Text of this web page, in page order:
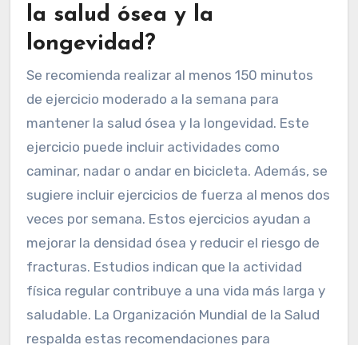
buscar apoyo social, ya que ejercitarse con
amigos o familiares puede incrementar la
adherencia al programa de ejercicio.
¿Cuánto ejercicio se
recomienda para mantener
la salud ósea y la
longevidad?
Se recomienda realizar al menos 150 minutos
de ejercicio moderado a la semana para
mantener la salud ósea y la longevidad. Este
ejercicio puede incluir actividades como
caminar, nadar o andar en bicicleta. Además, se
sugiere incluir ejercicios de fuerza al menos dos